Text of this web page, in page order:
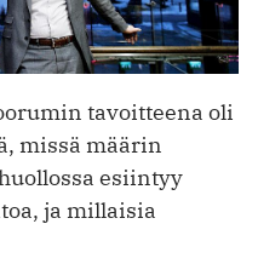
tavoitteena oli
missä määrin
esiintyy
ja millaisia